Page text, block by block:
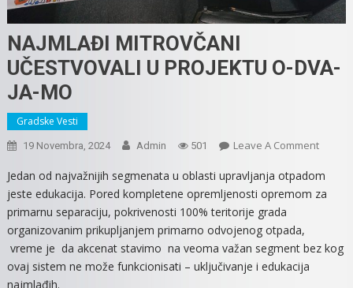
NAJMLAĐI MITROVČANI
UČESTVOVALI U PROJEKTU O-DVA-
JA-MO
Gradske Vesti
19 Novembra, 2024 Admin 501 Leave A CommentOn
O-
Jedan od najvažnijih segmenata u oblasti upravljanja otpadom
jeste edukacija. Pored kompletene opremljenosti opremom za
primarnu separaciju, pokrivenosti 100% teritorije grada
organizovanim prikupljanjem primarno odvojenog otpada,
vreme je da akcenat stavimo na veoma važan segment bez kog
ovaj sistem ne može funkcionisati – uključivanje i edukacija
najmlađih.